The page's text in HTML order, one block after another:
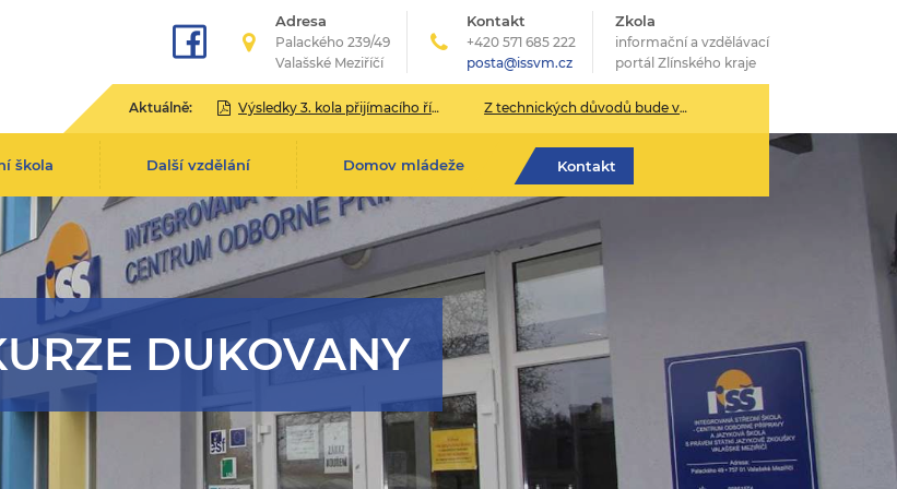
Adresa
Palackého 239/49
Valašské Meziříčí
Kontakt
+420 571 685 222
posta@issvm.cz
Zkola
informační a vzdělávací
portál Zlínského kraje
Aktuálně: Výsledky 3. kola přijímacího řízení pro školní rok 2026/2027 Z technických důvodů bude v pondělí 13. července sekretariát školy uzavřen.
škola Další vzdělání Domov mládeže Kontakt
DUKOVANY